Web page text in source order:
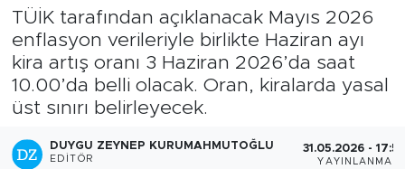
TÜİK tarafından açıklanacak Mayıs 2026
enflasyon verileriyle birlikte Haziran ayı
kira artış oranı 3 Haziran 2026’da saat
10.00’da belli olacak. Oran, kiralarda yasal
üst sınırı belirleyecek.
DUYGU ZEYNEP KURUMAHMUTOĞLU
EDITÖR
31.05.2026 -
YAYINLANMA
Son Dakika Haberleri
Haber Arşivi